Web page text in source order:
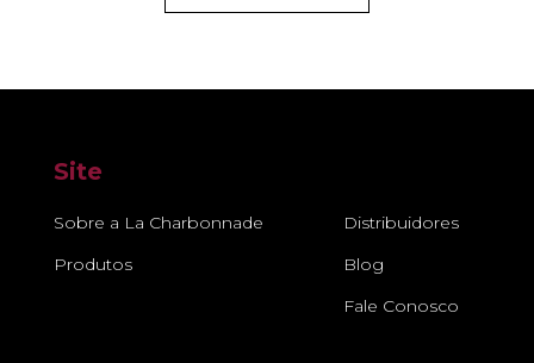
Site
Sobre a La Charbonnade
Produtos
Distribuidores
Blog
Fale Conosco